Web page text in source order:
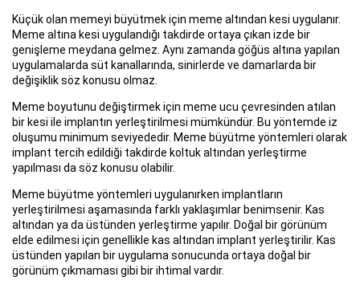
Küçük olan memeyi büyütmek için meme altından kesi uygulanır.
Meme altına kesi uygulandığı takdirde ortaya çıkan izde bir
genişleme meydana gelmez. Aynı zamanda göğüs altına yapılan
uygulamalarda süt kanallarında, sinirlerde ve damarlarda bir
değişiklik söz konusu olmaz.
Meme boyutunu değiştirmek için meme ucu çevresinden atılan
bir kesi ile implantın yerleştirilmesi mümkündür. Bu yöntemde iz
oluşumu minimum seviyededir. Meme büyütme yöntemleri olarak
implant tercih edildiği takdirde koltuk altından yerleştirme
yapılması da söz konusu olabilir.
Meme büyütme yöntemleri uygulanırken implantların
yerleştirilmesi aşamasında farklı yaklaşımlar benimsenir. Kas
altından ya da üstünden yerleştirme yapılır. Doğal bir görünüm
elde edilmesi için genellikle kas altından implant yerleştirilir. Kas
üstünden yapılan bir uygulama sonucunda ortaya doğal bir
görünüm çıkmaması gibi bir ihtimal vardır.